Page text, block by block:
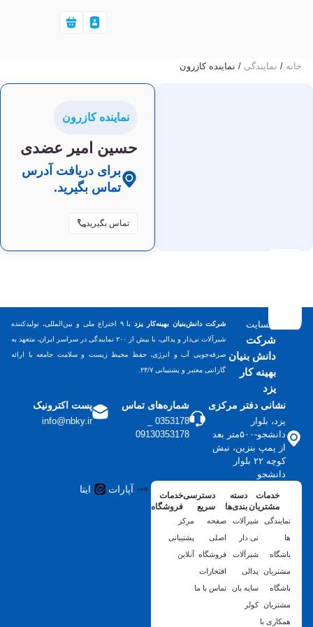
خانه / نمایندگی‌ / نماینده کازرون
نماینده کازرون
حسین امیر عضدی
برای دریافت آدرس
تماس بگیرید.
تماس بگیرید
وبسایت
شرکت
دانش بنیان
بهینه کار
یزد
شرکت دانش‌بنیان بهینه‌کار یزد
با ۹ اختراع ملی و بین‌المللی، تولیدکننده
شیرآلات نی‌دار و پدالی، با بیش از ۲۰۰ نمایندگی در سراسر ایران، متعهد به
صرفه‌جویی آب و انرژی، حفظ محیط زیست و سلامت جامعه با ارائه
گارانتی معتبر و پشتیبانی ۲۴/۷.
نشانی دفتر مرکزی
یزد، بلوار
دانشجو-۵۰۰متر بعد
از پمپ بنزین، نبش
کوچه ۲۲ بلوار
دانشجو
شماره‌های تماس
09130353178
پست اکترونیک
info@nbky.ir
خدمات
مشتریان
نمایندگی
ها
باشگاه
مشتریان
باشگاه
مشتریان
همکاری با
دسته
بندی‌ها
شیرآلات
نی دار
شیرآلات
پدالی
سایه بان
کولر
دسترسی
سریع
صفحه
اصلی
فروشگاه
افتخارات
تماس با ما
خدمات
فروشگاه
مرکز
پشتیبانی
آنلاین
آپارات ایتا